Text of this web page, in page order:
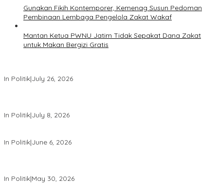
Gunakan Fikih Kontemporer, Kemenag Susun Pedoman
Pembinaan Lembaga Pengelola Zakat Wakaf
Mantan Ketua PWNU Jatim Tidak Sepakat Dana Zakat
untuk Makan Bergizi Gratis
In Politik|July 26, 2026
In Politik|July 8, 2026
In Politik|June 6, 2026
In Politik|May 30, 2026